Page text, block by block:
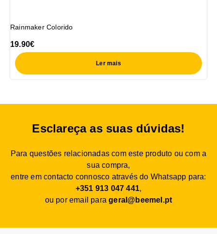
Rainmaker Colorido
19.90€
Ler mais
Esclareça as suas dúvidas!
Para questões relacionadas com este produto ou com a
sua compra,
entre em contacto connosco através do Whatsapp para:
+351 913 047 441,
ou por email parageral@beemel.pt